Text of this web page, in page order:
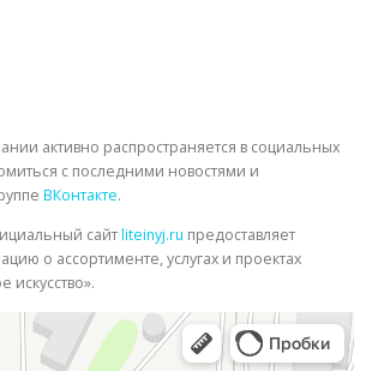
активно распространяется в социальных
с последними новостями и
ВКонтакте.
сайтliteinyj.ru предоставляет
о ассортименте, услугах и проектах
искусство».